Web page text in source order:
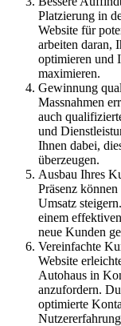
Platzierung in
Website für
arbeiten daran,
optimieren und
maximieren.
Gewinnung
Massnahmen
auch
und
Ihnen dabei,
überzeugen.
Ausbau Ihres
Präsenz
Umsatz
einem
neue Kunden
Vereinfachte
Website
Autohaus in
anzufordern.
optimierte